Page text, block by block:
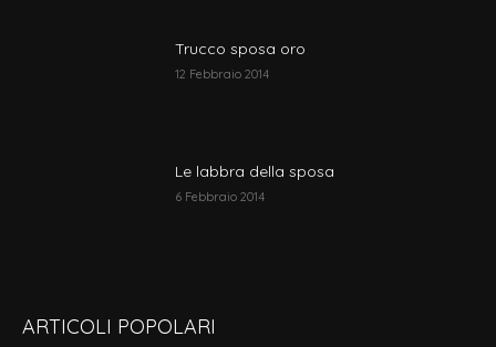
Trucco sposa oro
12 Febbraio 2014
Le labbra della sposa
6 Febbraio 2014
ARTICOLI POPOLARI